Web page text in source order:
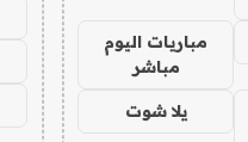
مباريات اليوم
مباشر
يلا شوت